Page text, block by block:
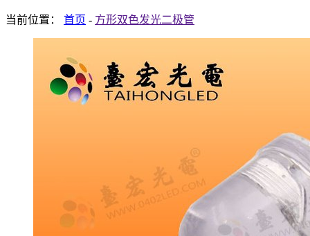
当前位置： 首页 - 方形双色发光二极管